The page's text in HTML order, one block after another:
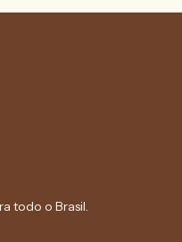
todo o Brasil.